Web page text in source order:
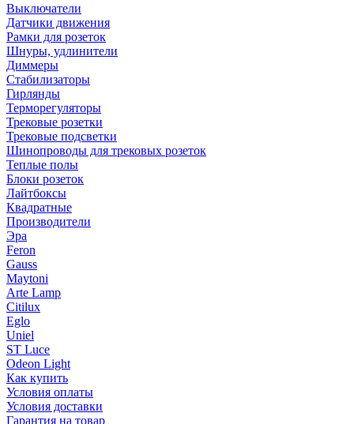
Выключатели
Датчики движения
Рамки для розеток
Шнуры, удлинители
Диммеры
Стабилизаторы
Гирлянды
Терморегуляторы
Трековые розетки
Трековые подсветки
Шинопроводы для трековых розеток
Теплые полы
Блоки розеток
Лайтбоксы
Квадратные
Производители
Эра
Feron
Gauss
Maytoni
Arte Lamp
Citilux
Eglo
Uniel
ST Luce
Odeon Light
Как купить
Условия оплаты
Условия доставки
Гарантия на товар